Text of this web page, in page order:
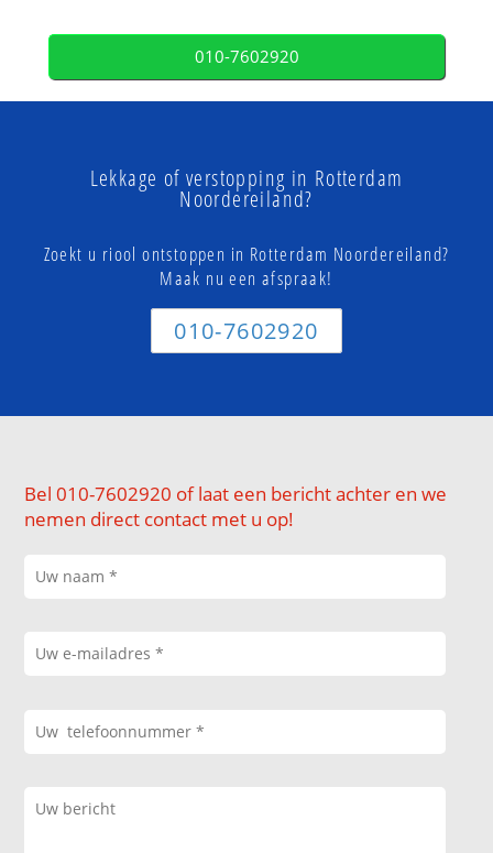
010-7602920
Lekkage of verstopping in Rotterdam
Noordereiland?
Zoekt u riool ontstoppen in Rotterdam Noordereiland?
Maak nu een afspraak!
010-7602920
Bel 010-7602920 of laat een bericht achter en we
nemen direct contact met u op!